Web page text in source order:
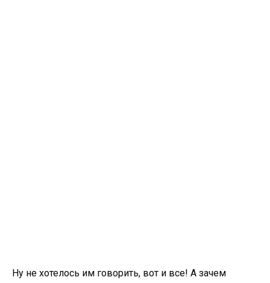
Ну не хотелось им говорить, вот и все! А зачем